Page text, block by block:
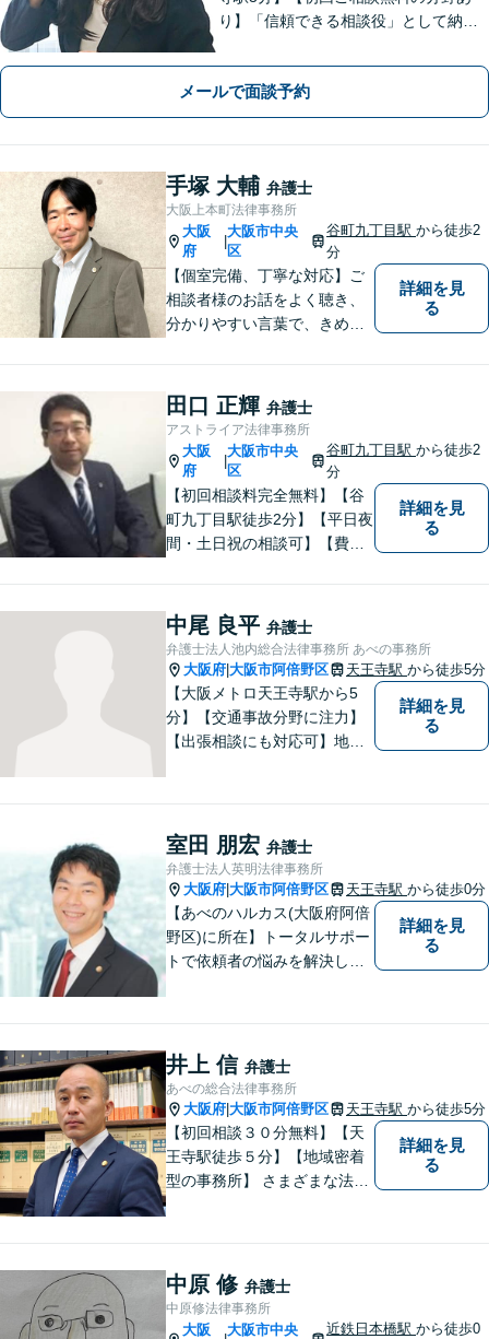
り】「信頼できる相談役」として納得
問題】安心して相談できる環境・関係
づくりを心がけます【借金・債務整
理】経済状況に応じて適切な解決策を
ご提案します
メールで面談予約
手塚 大輔 弁護士
大阪上本町法律事務所
大阪
府
|
大阪市中央
区
谷町九丁目駅から徒歩2
分
【個室完備、丁寧な対応】ご
相談者様のお話をよく聴き、
分かりやすい言葉で、きめ細
ております。相談にお越しい
ただいた方々が安心して落ち
着いてお話することができる
よう、完全個室をご準備して
おります。どうぞお気軽にご
相談ください。
詳細を見
る
田口 正輝 弁護士
アストライア法律事務所
大阪
府
|
大阪市中央
区
谷町九丁目駅から徒歩2
分
【初回相談料完全無料】【谷
町九丁目駅徒歩2分】【平日夜
間・土日祝の相談可】【費用
いたします。
詳細を見
る
中尾 良平 弁護士
弁護士法人池内総合法律事務所 あべの事務所
大阪府 大阪市阿倍野区 天王寺駅 から徒歩5分
【大阪メトロ天王寺駅から5
分】【交通事故分野に注力】
【出張相談にも対応可】地元
幅広い法律サービスを提供い
たします。お気軽にご相談く
ださい。
詳細を見
る
室田 朋宏 弁護士
弁護士法人英明法律事務所
大阪府 大阪市阿倍野区 天王寺駅 から徒歩0分
【あべのハルカス(大阪府阿倍
野区)に所在】トータルサポー
トで依頼者の悩みを解決しま
詳細を見
る
井上 信 弁護士
あべの総合法律事務所
大阪府 大阪市阿倍野区 天王寺駅 から徒歩5分
【初回相談３０分無料】【天
王寺駅徒歩５分】【地域密着
型の事務所】 さまざまな法律
相続、インターネット上のト
ラブルに注力！！
詳細を見
る
中原 修 弁護士
中原修法律事務所
大阪 大阪市中央 近鉄日本橋駅から徒歩0